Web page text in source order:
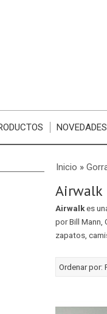
NOVEDADES
Inicio »
Airwalk
Airwalkes
por Bill Mann,
zapatos,
Ordenar por: